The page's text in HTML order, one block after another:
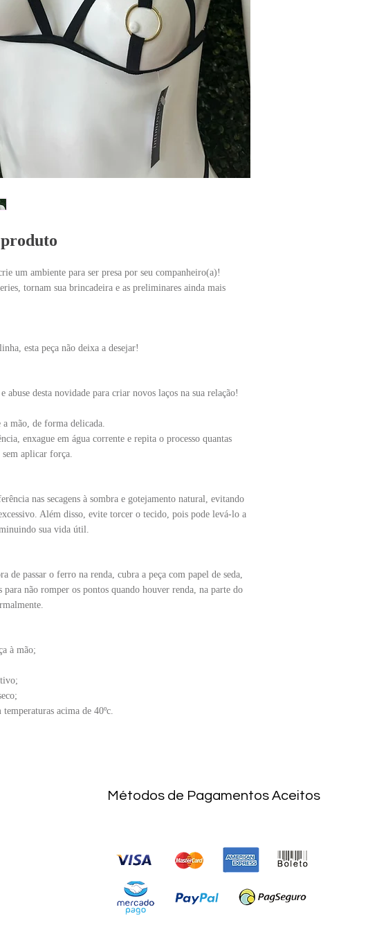
um ambiente para ser presa por seu companheiro(a)!
tornam sua brincadeira e as preliminares ainda mais
esta peça não deixa a desejar!
abuse desta novidade para criar novos laços na sua relação!
a mão, de forma delicada.
enxague em água corrente e repita o processo quantas
sem aplicar força.
nas secagens à sombra e gotejamento natural, evitando
Além disso, evite torcer o tecido, pois pode levá-lo a
sua vida útil.
de passar o ferro na renda, cubra a peça com papel de seda,
para não romper os pontos quando houver renda, na parte do
à mão;
acima de 40ºc.
Métodos de Pagamentos Aceitos